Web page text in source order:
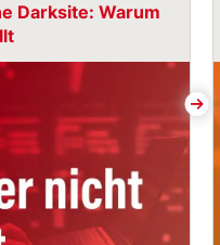
Darksite: Warum